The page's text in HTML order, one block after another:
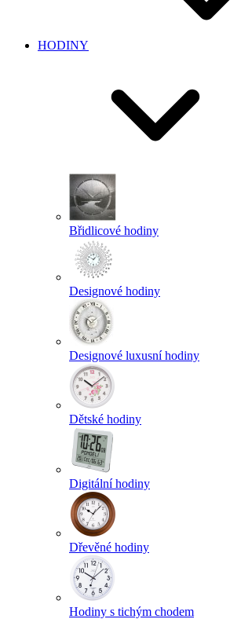
HODINY
Břidlicové hodiny
Designové hodiny
Designové luxusní hodiny
Dětské hodiny
Digitální hodiny
Dřevěné hodiny
Hodiny s tichým chodem